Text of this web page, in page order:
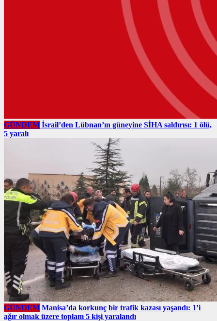
GÜNDEM İsrail’den Lübnan’ın güneyine SİHA saldırısı: 1 ölü,
5 yaralı
GÜNDEM Manisa’da korkunç bir trafik kazası yaşandı: 1’i
ağır olmak üzere toplam 5 kişi yaralandı